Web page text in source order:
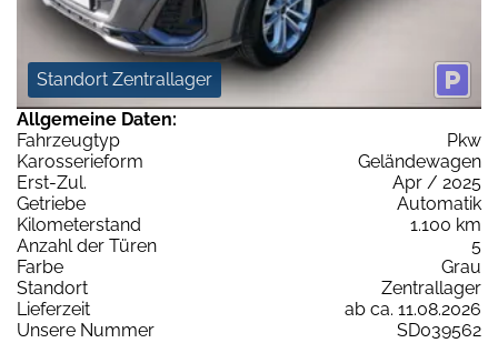
Standort Zentrallager
Allgemeine Daten:
Fahrzeugtyp
Pkw
Karosserieform
Geländewagen
Erst-Zul.
Apr / 2025
Getriebe
Automatik
Kilometerstand
1.100 km
Anzahl der Türen
5
Farbe
Grau
Standort
Zentrallager
Lieferzeit
ab ca. 11.08.2026
Unsere Nummer
SD039562